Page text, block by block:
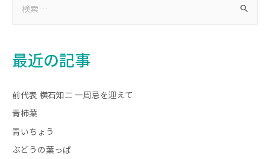
最近の記事
前代表 横石知二 一周忌を迎えて
青柿葉
青いちょう
ぶどうの葉っぱ